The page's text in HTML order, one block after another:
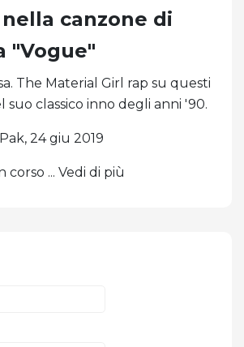
canzone di
"Vogue"
The Material Girl rap su questi
suo classico inno degli anni '90.
24 giu 2019
corso ... Vedi di più